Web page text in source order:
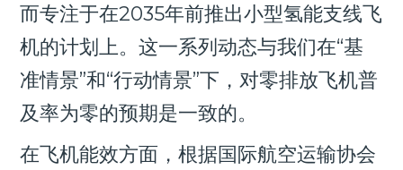
而专注于在2035年前推出小型氢能支线飞
机的计划上。这一系列动态与我们在“基
准情景”和“行动情景”下，对零排放飞机普
及率为零的预期是一致的。
在飞机能效方面，根据国际航空运输协会